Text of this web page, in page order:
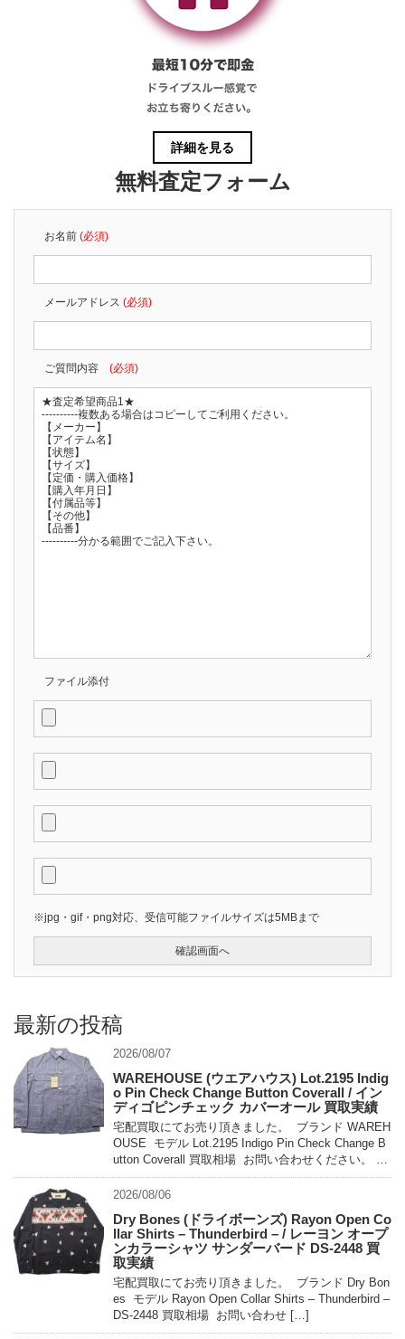
詳細を見る
無料査定フォーム
お名前 (必須)
メールアドレス (必須)
ご質問内容 (必須)
ファイル添付
※jpg・gif・png対応、受信可能ファイルサイズは5MBまで
最新の投稿
2026/08/07
WAREHOUSE (ウエアハウス) Lot.2195 Indig
o Pin Check Change Button Coverall / イン
ディゴピンチェック カバーオール 買取実績
宅配買取にてお売り頂きました。 ブランド WAREH
OUSE モデル Lot.2195 Indigo Pin Check Change B
utton Coverall 買取相場 お問い合わせください。 状
態 未使用 […]
2026/08/06
Dry Bones (ドライボーンズ) Rayon Open Co
llar Shirts – Thunderbird – / レーヨン オープ
ンカラーシャツ サンダーバード DS-2448 買
取実績
宅配買取にてお売り頂きました。 ブランド Dry Bon
es モデル Rayon Open Collar Shirts – Thunderbird –
DS-2448 買取相場 お問い合わせ […]